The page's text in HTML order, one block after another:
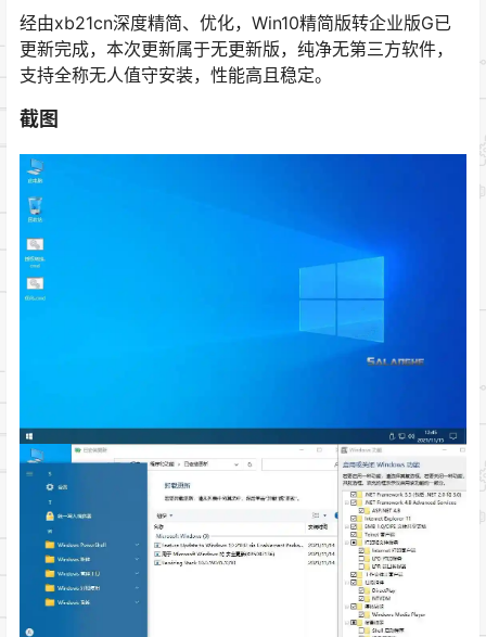
经由xb21cn深度精简、优化，Win10精简版转企业版G已
更新完成，本次更新属于无更新版，纯净无第三方软件，
支持全称无人值守安装，性能高且稳定。
截图